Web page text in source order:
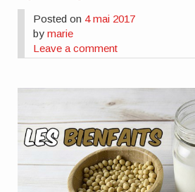
Posted on 4 mai 2017
bymarie
Leave a comment